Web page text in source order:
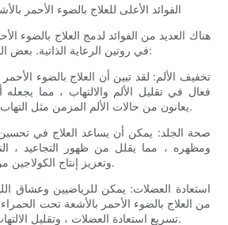
الفوائد الأعلى للعلاج بالضوء الأحمر
هناك العديد من الفوائد لدمج العلاج بالضوء
في روتين الرعاية الذاتية. بعض المزايا الأكثر شهرة تشمل:
فعال في تقليل الألم والالتهاب ، مما يجعله
يعانون من حالات الألم المزمن مثل التهاب المفاصل والفيبروميالغيا.
ومظهره ، مما يقلل من ظهور التجاعيد ،
وتعزيز إنتاج الكولاجين من أجل بشرة أكثر شبابية.
من العلاج بالضوء الأحمر بالأشعة تحت
تسريع استعادة العضلات ، وتقليل الالتهاب ، وتحسين الأداء الكلي.